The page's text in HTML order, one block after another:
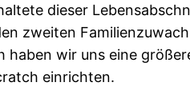
dieser
zweiten
wir uns eine
einrichten.